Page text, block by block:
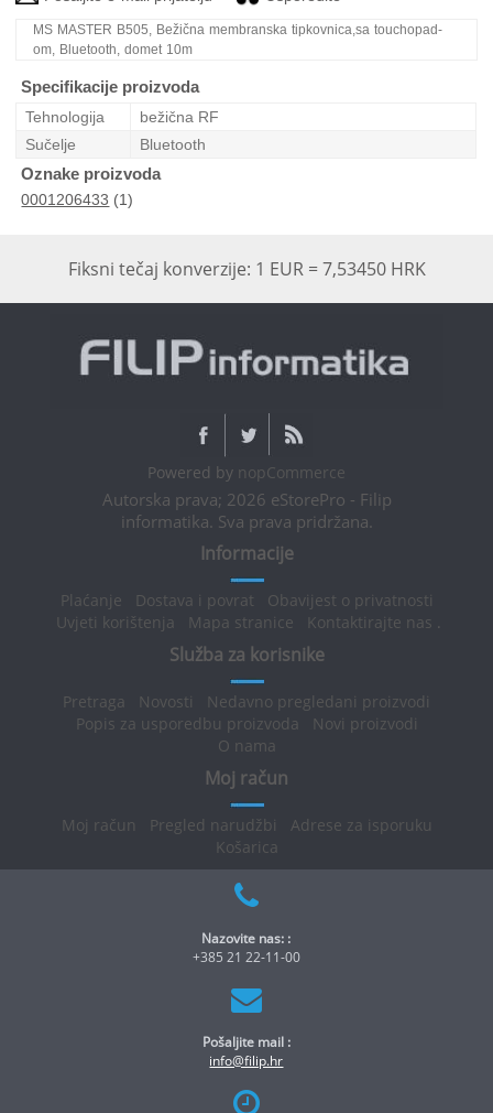
ELEKTRIČNI ROMOBILI/BICIKLI
MS MASTER B505, Bežična membranska tipkovnica,sa touchopad-
om, Bluetooth, domet 10m
Specifikacije proizvoda
Tehnologija
bežična RF
Sučelje
Bluetooth
Oznake proizvoda
0001206433 (1)
Fiksni tečaj konverzije: 1 EUR = 7,53450 HRK
Powered by nopCommerce
Autorska prava; 2026 eStorePro - Filip
informatika. Sva prava pridržana.
Informacije
Plaćanje Dostava i povrat
Obavijest o privatnosti
Uvjeti korištenja
Mapa stranice Kontaktirajte nas .
Služba za korisnike
Pretraga Novosti
Nedavno pregledani proizvodi
Popis za usporedbu proizvoda
Novi proizvodi
O nama
Moj račun
Moj račun Pregled narudžbi
Adrese za isporuku
Košarica
Nazovite nas: :
+385 21 22-11-00
Pošaljite mail :
info@filip.hr